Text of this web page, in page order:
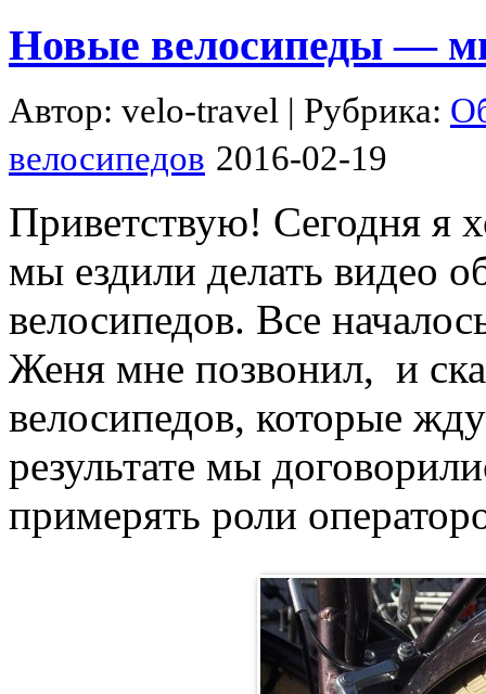
Новые велосипеды —
Автор: velo-travel | Рубрика:
велосипедов 2016-02-19
Приветствую! Сегодня я
мы ездили делать видео
велосипедов. Все
Женя мне позвонил, и
велосипедов, которые
результате мы
примерять роли